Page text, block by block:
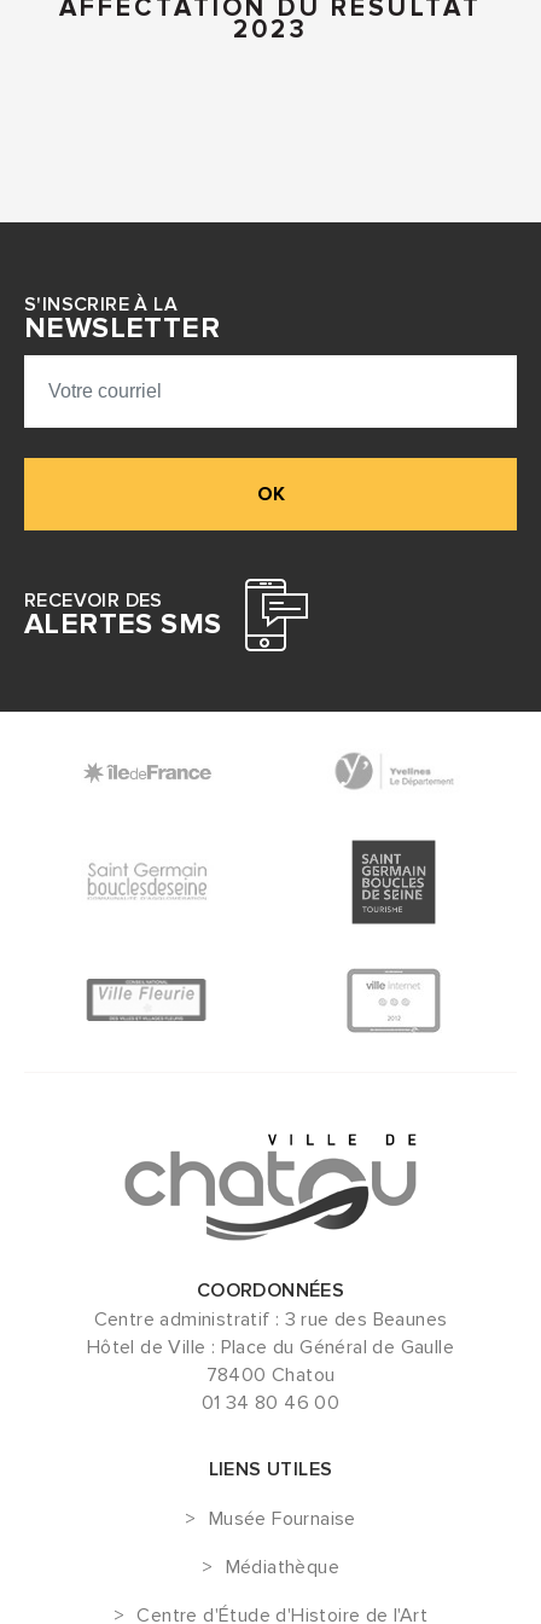
AFFECTATION DU RESULTAT
2023
S'INSCRIRE À LA
NEWSLETTER
OK
RECEVOIR DES
ALERTES SMS
COORDONNÉES
Centre administratif : 3 rue des Beaunes
Hôtel de Ville : Place du Général de Gaulle
78400 Chatou
01 34 80 46 00
LIENS UTILES
Musée Fournaise
Médiathèque
Centre d'Étude d'Histoire de l'Art